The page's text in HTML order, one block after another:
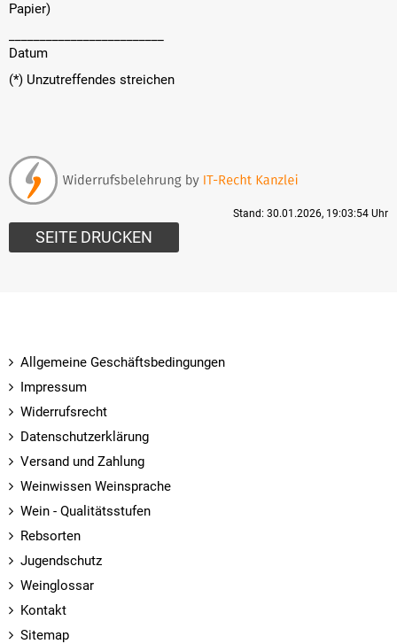
Papier)
Datum
(*) Unzutreffendes streichen
Stand: 30.01.2026, 19:03:54 Uhr
Allgemeine Geschäftsbedingungen
Impressum
Widerrufsrecht
Datenschutzerklärung
Versand und Zahlung
Weinwissen Weinsprache
Wein - Qualitätsstufen
Rebsorten
Jugendschutz
Weinglossar
Kontakt
Sitemap